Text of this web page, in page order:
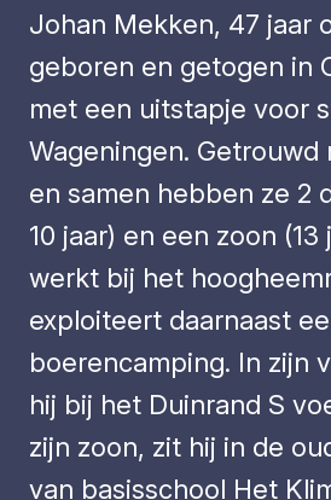
Johan Mekken, 47 jaar
geboren en getogen in
met een uitstapje voor
Wageningen. Getrouwd
en samen hebben ze 2
10 jaar) en een zoon (13
werkt bij het
exploiteert daarnaast
boerencamping. In zijn
hij bij het Duinrand S
zijn zoon, zit hij in de
van basisschool Het